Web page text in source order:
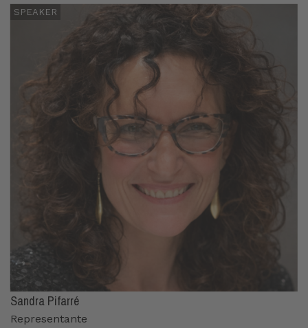
SPEAKER
Sandra Pifarré
Representante